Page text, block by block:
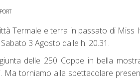
Termale e terra in passato di Miss
3 Agosto dalle h. 20.31.
delle 250 Coppe in bella
Ma torniamo alla spettacolare